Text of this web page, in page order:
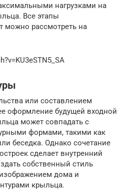
нагрузками на
Все этапы
можно рассмотреть на
или составлением
оформление будущей входной
может совпадать с
формами, такими как
беседка. Однако сочетание
сделает внутренний
собственный стиль
дома и
крыльца.